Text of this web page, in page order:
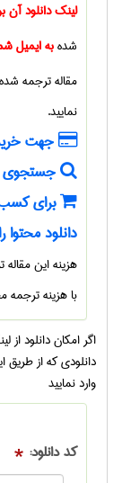
لینک دانلود
شدهبه ایمیل
مقاله ترجمه شده
نمایید.
جهت
جستجوی
برای کسب
دانلود محتوا
هزینه این
با هزینه
اگر امکان دانلود
دانلودی که از طریق
وارد نمایید
کد دانلود: *